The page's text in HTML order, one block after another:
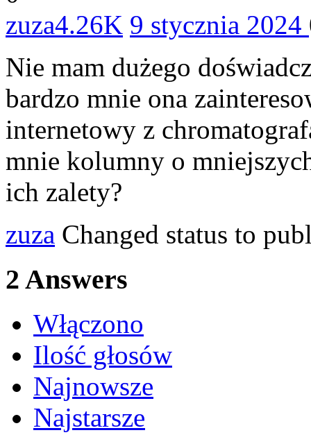
zuza4.26K 9 stycznia 2024
Nie mam dużego
bardzo mnie ona
internetowy z
mnie kolumny o
ich zalety?
zuza Changed status to
2 Answers
Włączono
Ilość głosów
Najnowsze
Najstarsze